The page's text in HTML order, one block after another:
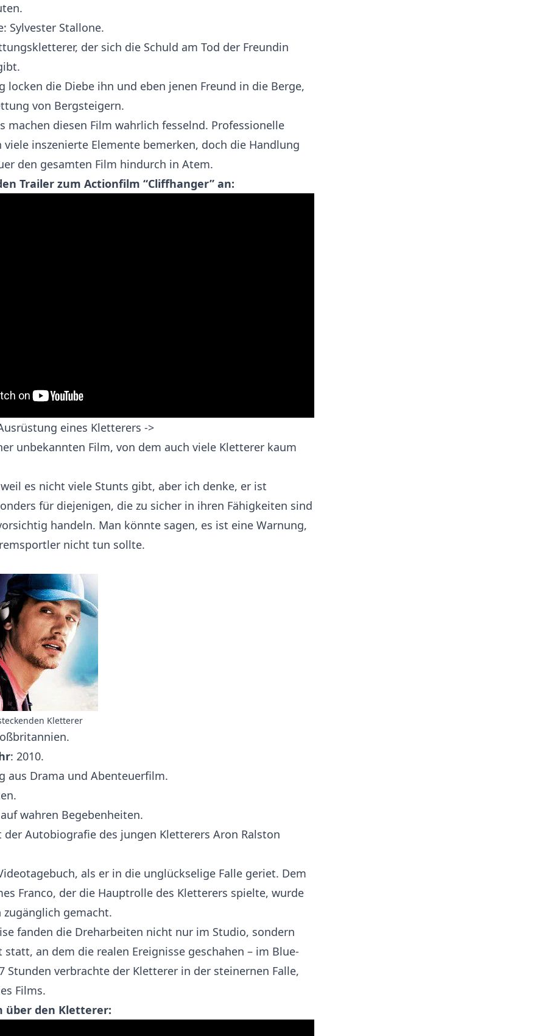
Sylvester Stallone.
der sich die Schuld am Tod der Freundin
locken die Diebe ihn und eben jenen Freund in die Berge,
von Bergsteigern.
machen diesen Film wahrlich fesselnd. Professionelle
viele inszenierte Elemente bemerken, doch die Handlung
den gesamten Film hindurch in Atem.
Trailer zum Actionfilm “Cliffhanger” an:
eines Kletterers ->
unbekannten Film, von dem auch viele Kletterer kaum
es nicht viele Stunts gibt, aber ich denke, er ist
für diejenigen, die zu sicher in ihren Fähigkeiten sind
handeln. Man könnte sagen, es ist eine Warnung,
nicht tun sollte.
Kletterer
: 2010.
aus Drama und Abenteuerfilm.
wahren Begebenheiten.
der Autobiografie des jungen Kletterers Aron Ralston
als er in die unglückselige Falle geriet. Dem
Franco, der die Hauptrolle des Kletterers spielte, wurde
zugänglich gemacht.
fanden die Dreharbeiten nicht nur im Studio, sondern
statt, an dem die realen Ereignisse geschahen – im Blue-
Stunden verbrachte der Kletterer in der steinernen Falle,
Films.
über den Kletterer: